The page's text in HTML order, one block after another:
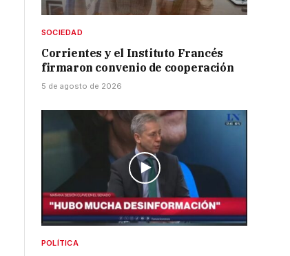
SOCIEDAD
Corrientes y el Instituto Francés
firmaron convenio de cooperación
5 de agosto de 2026
POLÍTICA